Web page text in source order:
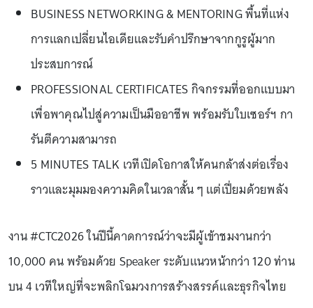
BUSINESS NETWORKING & MENTORING พื้นที่แห่ง
การแลกเปลี่ยนไอเดียและรับคำปรึกษาจากกูรูผู้มาก
ประสบการณ์
PROFESSIONAL CERTIFICATES กิจกรรมที่ออกแบบมา
เพื่อพาคุณไปสู่ความเป็นมืออาชีพ พร้อมรับใบเซอร์ฯ กา
รันตีความสามารถ
5 MINUTES TALK เวทีเปิดโอกาสให้คนกล้าส่งต่อเรื่อง
ราวและมุมมองความคิดในเวลาสั้น ๆ แต่เปี่ยมด้วยพลัง
งาน #CTC2026 ในปีนี้คาดการณ์ว่าจะมีผู้เข้าชมงานกว่า
10,000 คน พร้อมด้วย Speaker ระดับแนวหน้ากว่า 120 ท่าน
บน 4 เวทีใหญ่ที่จะพลิกโฉมวงการสร้างสรรค์และธุรกิจไทย